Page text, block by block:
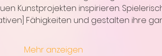
Kunstprojekten inspirieren.
Fähigkeiten und gestalten ihre
Mehr anzeigen